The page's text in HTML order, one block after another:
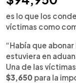
es lo que los
víctimas como
“Había que
estuviera en
Una de las víctimas
$3,650 para la